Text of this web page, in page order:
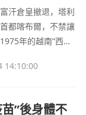
汗倉皇撤退，塔利
都喀布爾，不禁讓
年的越南“西貢
沒錯，就是上演
14:10:00
”後身體不